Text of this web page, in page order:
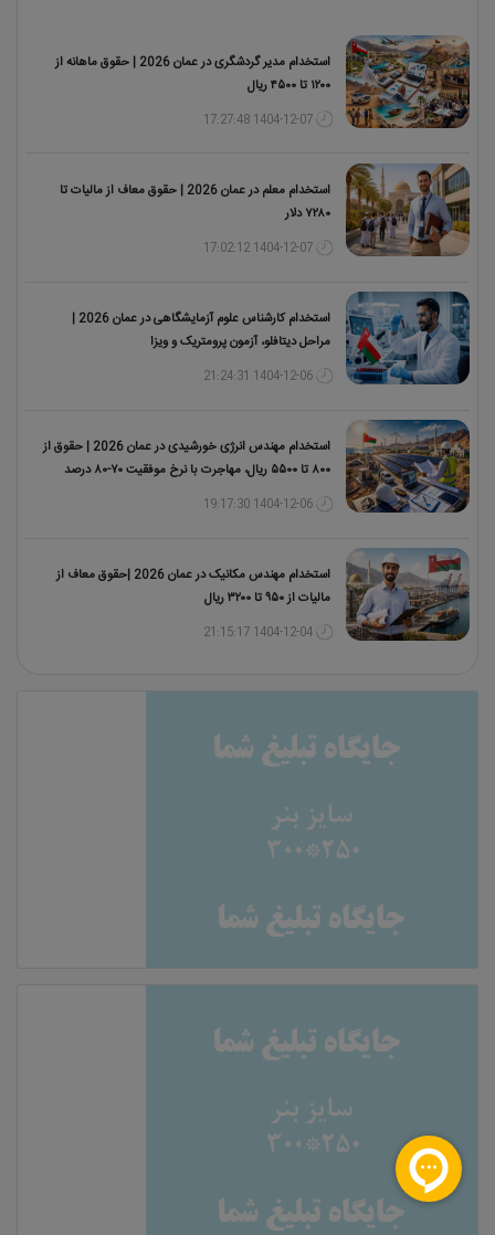
استخدام مدیر گردشگری در عمان 2026 | حقوق ماهانه از
۱۲۰۰ تا ۴۵۰۰ ریال
1404-12-07 17:27:48
استخدام معلم در عمان 2026 | حقوق معاف از مالیات تا
۷۲۸۰ دلار
1404-12-07 17:02:12
استخدام کارشناس علوم آزمایشگاهی در عمان 2026 |
مراحل دیتافلو، آزمون پرومتریک و ویزا
1404-12-06 21:24:31
استخدام مهندس انرژی خورشیدی در عمان 2026 | حقوق از
۸۰۰ تا ۵۵۰۰ ریال، مهاجرت با نرخ موفقیت ۷۰-۸۰ درصد
1404-12-06 19:17:30
استخدام مهندس مکانیک در عمان 2026 |حقوق معاف از
مالیات از ۹۵۰ تا ۳۲۰۰ ریال
1404-12-04 21:15:17